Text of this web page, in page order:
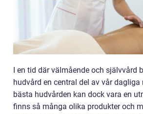
I en tid där välmående och självvård
hudvård en central del av vår
bästa hudvården kan dock vara en
finns så många olika produkter och